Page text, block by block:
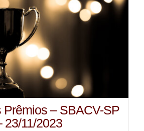
Prêmios – SBACV-SP
23/11/2023